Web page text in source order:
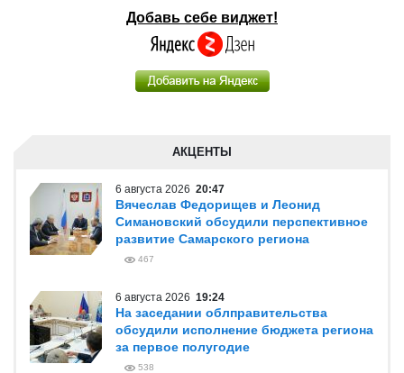
Добавь себе виджет!
АКЦЕНТЫ
6 августа 2026 20:47
Вячеслав Федорищев и Леонид
Симановский обсудили перспективное
развитие Самарского региона
467
6 августа 2026 19:24
На заседании облправительства
обсудили исполнение бюджета региона
за первое полугодие
538